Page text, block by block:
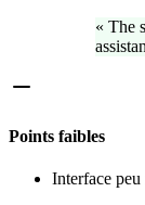
« The
Points faibles
Interface